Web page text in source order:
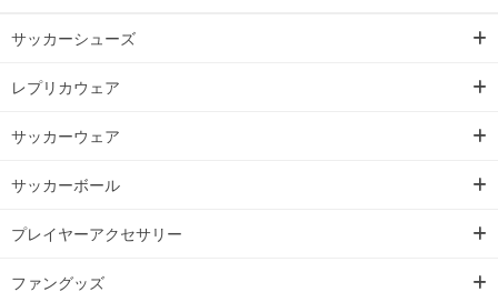
サッカーシューズ
レプリカウェア
サッカーウェア
サッカーボール
プレイヤーアクセサリー
ファングッズ